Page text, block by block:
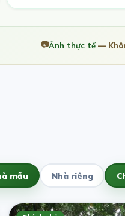
📷Ảnh thực tế—
mẫu Nhà riêng